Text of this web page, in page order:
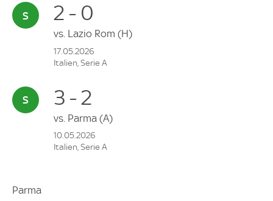
2 - 0
vs. Lazio Rom (H)
17.05.2026
Italien, Serie A
3 - 2
vs. Parma (A)
10.05.2026
Italien, Serie A
Parma